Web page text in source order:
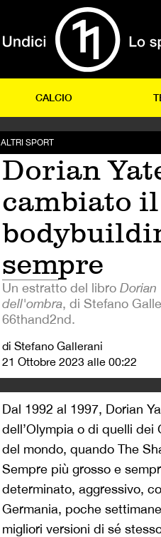
CALCIO
ALTRI SPORT
Dorian
cambiato il
sempre
Un estratto del libro Dorian
dell'ombra, di Stefano
66thand2nd.
di Stefano Gallerani
21 Ottobre 2023 alle 00:22
Dal 1992 al 1997, Dorian
dell’Olympia o di quelli
del mondo, quando The
Sempre più grosso e
determinato, aggressivo,
Germania, poche
migliori versioni di sé